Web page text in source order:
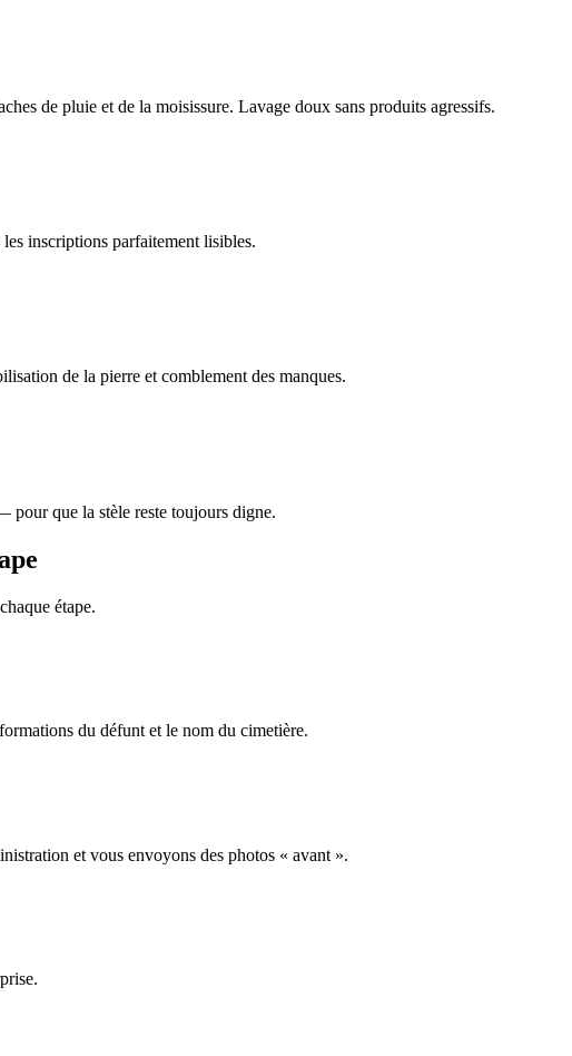
de pluie et de la moisissure. Lavage doux sans produits agressifs.
inscriptions parfaitement lisibles.
de la pierre et comblement des manques.
pour que la stèle reste toujours digne.
étape.
du défunt et le nom du cimetière.
et vous envoyons des photos « avant ».